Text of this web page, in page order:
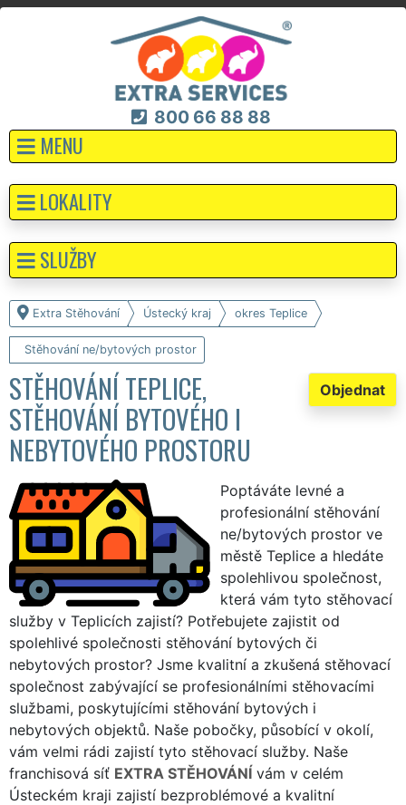
800 66 88 88
MENU
Extra Stěhování Ústecký kraj okres Teplice
Stěhování ne/bytových prostor
Objednat
STĚHOVÁNÍ TEPLICE,
STĚHOVÁNÍ BYTOVÉHO I
NEBYTOVÉHO PROSTORU
Poptáváte levné a
profesionální stěhování
ne/bytových prostor ve
městě Teplice a hledáte
spolehlivou společnost,
která vám tyto stěhovací
služby v Teplicích zajistí? Potřebujete zajistit od
spolehlivé společnosti stěhování bytových či
nebytových prostor? Jsme kvalitní a zkušená stěhovací
společnost zabývající se profesionálními stěhovacími
službami, poskytujícími stěhování bytových i
nebytových objektů. Naše pobočky, působící v okolí,
vám velmi rádi zajistí tyto stěhovací služby. Naše
franchisová síť EXTRA STĚHOVÁNÍ vám v celém
Ústeckém kraji zajistí bezproblémové a kvalitní
LOKALITY
SLUŽBY